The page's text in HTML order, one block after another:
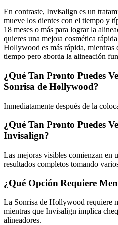
En contraste, Invisalign es un
mueve los dientes con el tiempo y
18 meses o más para lograr la
quieres una mejora cosmética
Hollywood es más rápida, mientras
tiempo pero aborda la alineación
¿Qué Tan Pronto Puedes
Sonrisa de Hollywood?
Inmediatamente después de la
¿Qué Tan Pronto Puedes
Invisalign?
Las mejoras visibles comienzan en
resultados completos tomando
¿Qué Opción Requiere
La Sonrisa de Hollywood requiere
mientras que Invisalign implica
alineadores.